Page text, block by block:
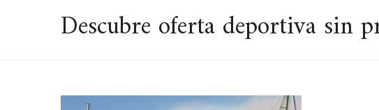
Descubre oferta deportiva sin